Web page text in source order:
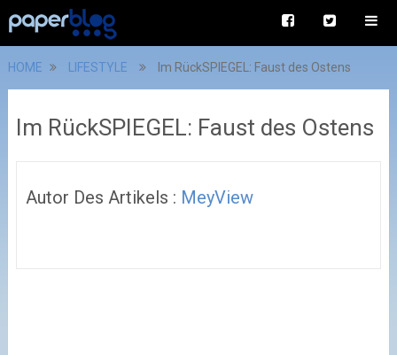
HOME LIFESTYLE Im RückSPIEGEL: Faust des Ostens
Im RückSPIEGEL: Faust des Ostens
Autor Des Artikels : MeyView